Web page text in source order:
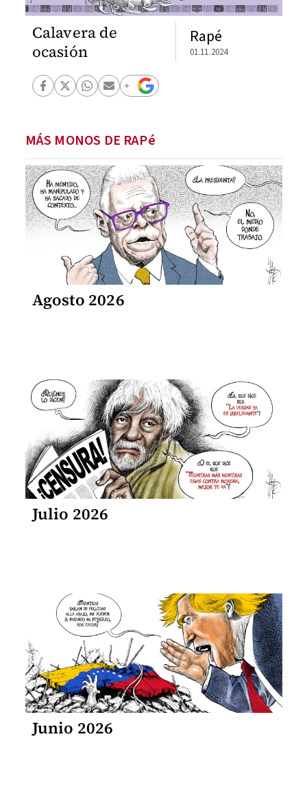
Calavera de
ocasión
Rapé
01.11.2024
MÁS MONOS DE RAPé
Agosto 2026
Julio 2026
Junio 2026